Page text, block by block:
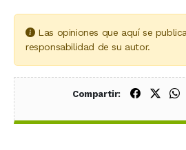
Las opiniones que aquí se
responsabilidad de su autor.
Compartir: